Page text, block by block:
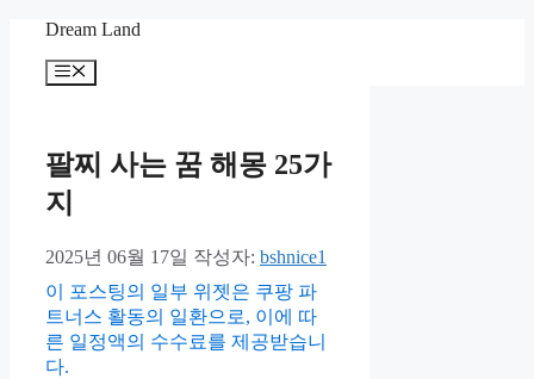
Dream Land
메
팔찌 사는 꿈 해몽 25가
지
2025년 06월 17일 작성자: bshnice1
이 포스팅의 일부 위젯은 쿠팡 파
트너스 활동의 일환으로, 이에 따
른 일정액의 수수료를 제공받습니
다.